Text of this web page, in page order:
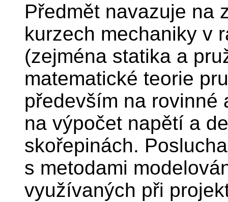
Předmět navazuje na
kurzech mechaniky v
(zejména statika a
matematické teorie
především na rovinné
na výpočet napětí a
skořepinách.
s metodami
využívaných při